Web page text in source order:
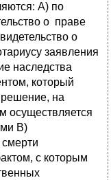
А) по
о праве
о
заявления
наследства
который
решение, на
осуществляется
В)
с которым